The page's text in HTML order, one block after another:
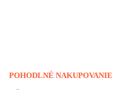
POHODLNÉ NAKUPOVANIE